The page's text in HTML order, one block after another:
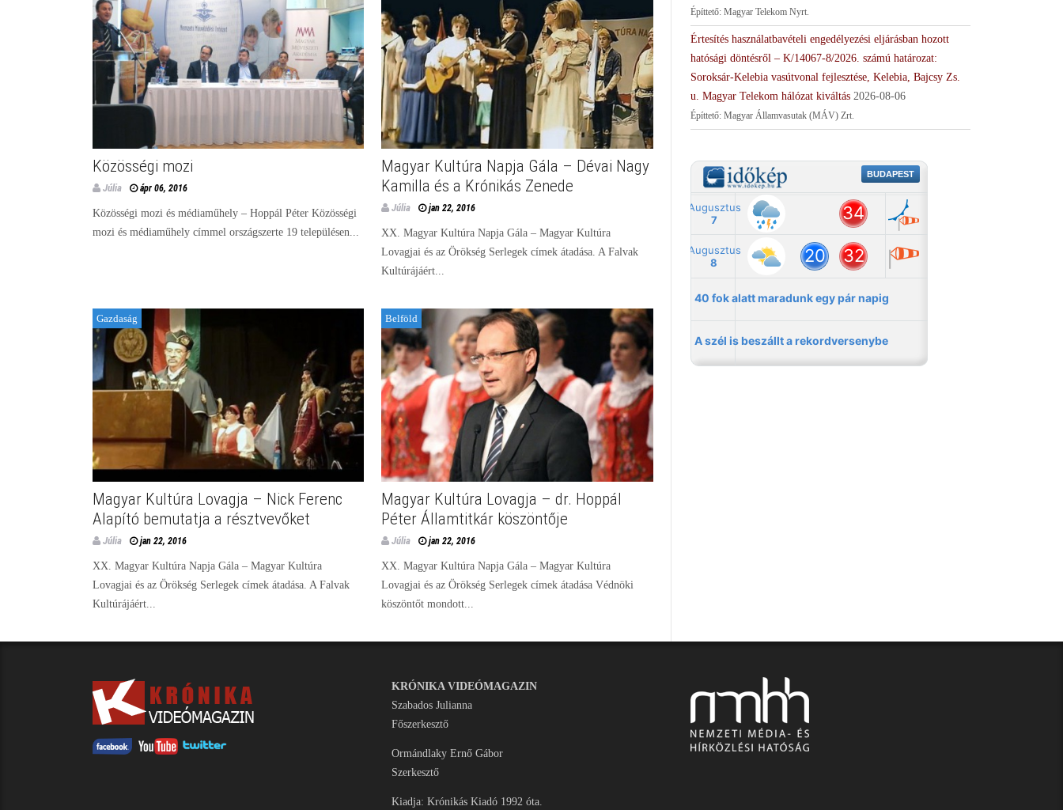
Közösségi mozi
Júlia ápr 06, 2016
Közösségi mozi és médiaműhely – Hoppál Péter Közösségi
mozi és médiaműhely címmel országszerte 19 településen...
Magyar Kultúra Napja Gála – Dévai Nagy
Kamilla és a Krónikás Zenede
Júlia jan 22, 2016
XX. Magyar Kultúra Napja Gála – Magyar Kultúra
Lovagjai és az Örökség Serlegek címek átadása. A Falvak
Kultúrájáért...
Gazdaság
Magyar Kultúra Lovagja – Nick Ferenc
Alapító bemutatja a résztvevőket
Júlia jan 22, 2016
XX. Magyar Kultúra Napja Gála – Magyar Kultúra
Lovagjai és az Örökség Serlegek címek átadása. A Falvak
Kultúrájáért...
Belföld
Magyar Kultúra Lovagja – dr. Hoppál
Péter Államtitkár köszöntője
Júlia jan 22, 2016
XX. Magyar Kultúra Napja Gála – Magyar Kultúra
Lovagjai és az Örökség Serlegek címek átadása Védnöki
köszöntőt mondott...
Építtető: Magyar Telekom Nyrt.
Értesítés használatbavételi engedélyezési eljárásban hozott
hatósági döntésről – K/14067-8/2026. számú határozat:
Soroksár-Kelebia vasútvonal fejlesztése, Kelebia, Bajcsy Zs.
u. Magyar Telekom hálózat kiváltás 2026-08-06
Építtető: Magyar Államvasutak (MÁV) Zrt.
KRÓNIKA VIDEÓMAGAZIN
Szabados Julianna
Főszerkesztő
Ormándlaky Ernő Gábor
Szerkesztő
Kiadja: Krónikás Kiadó 1992 óta.